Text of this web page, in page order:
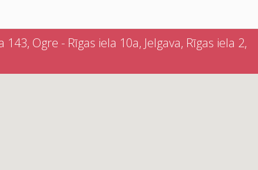
Ogre - Rīgas iela 10a, Jelgava, Rīgas iela 2,